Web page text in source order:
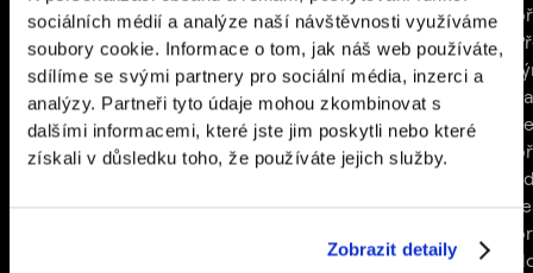
sociálních médií a analýze naší návštěvnosti využíváme
soubory cookie. Informace o tom, jak náš web používáte,
sdílíme se svými partnery pro sociální média, inzerci a
analýzy. Partneři tyto údaje mohou zkombinovat s
dalšími informacemi, které jste jim poskytli nebo které
získali v důsledku toho, že používáte jejich služby.
Zobrazit detaily
aplikaci, která z toho udělala
nejchytřejší fotobudku na trhu.
frustrujícího
hlavolamu na hladký
proces. Díky aplikaci
se každodenní
logistické výzvy
stávají otázkou
několika kliknutí.